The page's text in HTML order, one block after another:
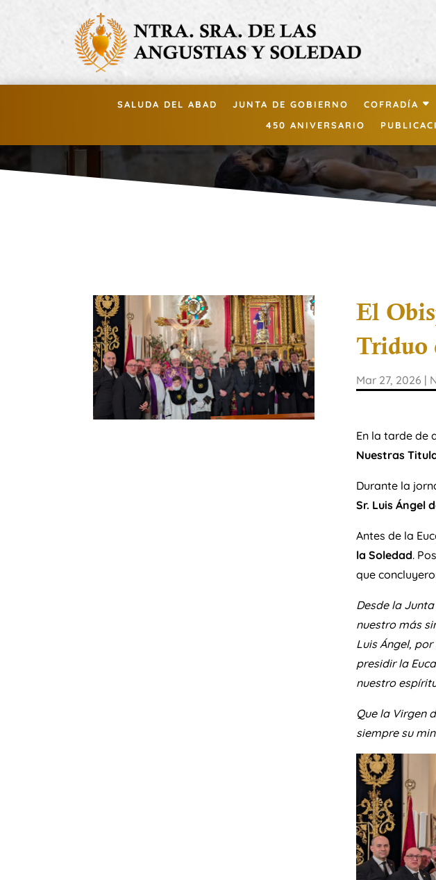
SALUDA DEL ABAD JUNTA DE GOBIERNO COFRADÍA
450 ANIVERSARIO
El
Triduo
Mar 27, 2026 |
En la tarde de
Nuestras
Durante la
Sr. Luis Ángel
Antes de la
la Soledad.
que
Desde la
nuestro más
Luis Ángel,
presidir la
nuestro
Que la Virgen
siempre su